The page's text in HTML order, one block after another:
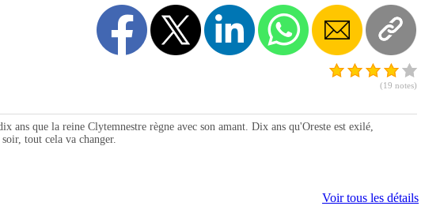
(19 notes)
que la reine Clytemnestre règne avec son amant. Dix ans qu'Oreste est exilé,
tout cela va changer.
Voir tous les détails